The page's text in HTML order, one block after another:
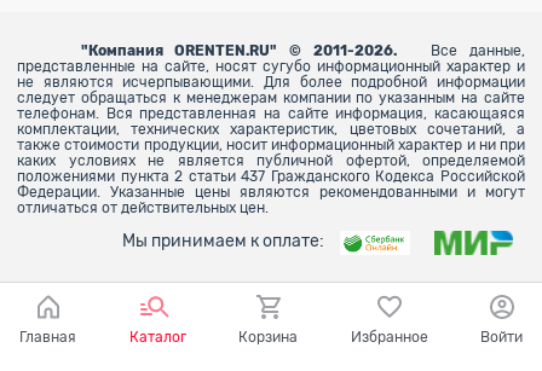
" Компания ORENTEN.RU" © 2011-2026.
Все данные,
представленные на сайте, носят сугубо информационный характер и
не являются исчерпывающими. Для более подробной информации
следует обращаться к менеджерам компании по указанным на сайте
телефонам. Вся представленная на сайте информация, касающаяся
комплектации, технических характеристик, цветовых сочетаний, а
также стоимости продукции, носит информационный характер и ни при
каких условиях не является публичной офертой, определяемой
положениями пункта 2 статьи 437 Гражданского Кодекса Российской
Федерации. Указанные цены являются рекомендованными и могут
отличаться от действительных цен.
Мы принимаем к оплате:
Главная Каталог Корзина Избранное Войти